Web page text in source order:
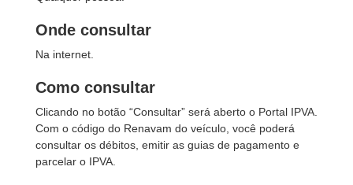
Onde consultar
Na internet.
Como consultar
Clicando no botão “Consultar” será aberto o Portal IPVA.
Com o código do Renavam do veículo, você poderá
consultar os débitos, emitir as guias de pagamento e
parcelar o IPVA.